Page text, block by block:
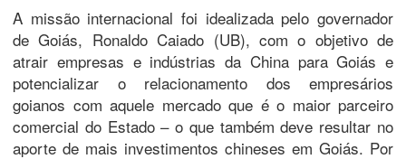
A missão internacional foi idealizada pelo governador
de Goiás, Ronaldo Caiado (UB), com o objetivo de
atrair empresas e indústrias da China para Goiás e
potencializar o relacionamento dos empresários
goianos com aquele mercado que é o maior parceiro
comercial do Estado – o que também deve resultar no
aporte de mais investimentos chineses em Goiás. Por